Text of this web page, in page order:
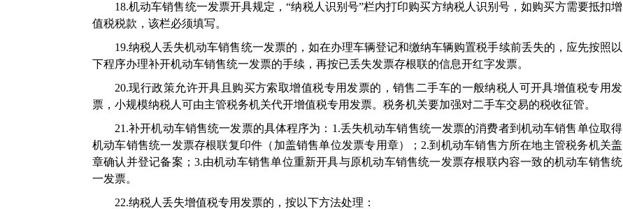
18.机动车销售统一发票开具规定，“纳税人识别号”栏内打印购买方纳税人识别号，如购买方需要抵扣增
值税税款，该栏必须填写。
19.纳税人丢失机动车销售统一发票的，如在办理车辆登记和缴纳车辆购置税手续前丢失的，应先按照以
下程序办理补开机动车销售统一发票的手续，再按已丢失发票存根联的信息开红字发票。
20.现行政策允许开具且购买方索取增值税专用发票的，销售二手车的一般纳税人可开具增值税专用发
票，小规模纳税人可由主管税务机关代开增值税专用发票。税务机关要加强对二手车交易的税收征管。
21.补开机动车销售统一发票的具体程序为：1.丢失机动车销售统一发票的消费者到机动车销售单位取得
机动车销售统一发票存根联复印件（加盖销售单位发票专用章）；2.到机动车销售方所在地主管税务机关盖
章确认并登记备案；3.由机动车销售单位重新开具与原机动车销售统一发票存根联内容一致的机动车销售统
一发票。
22.纳税人丢失增值税专用发票的，按以下方法处理：